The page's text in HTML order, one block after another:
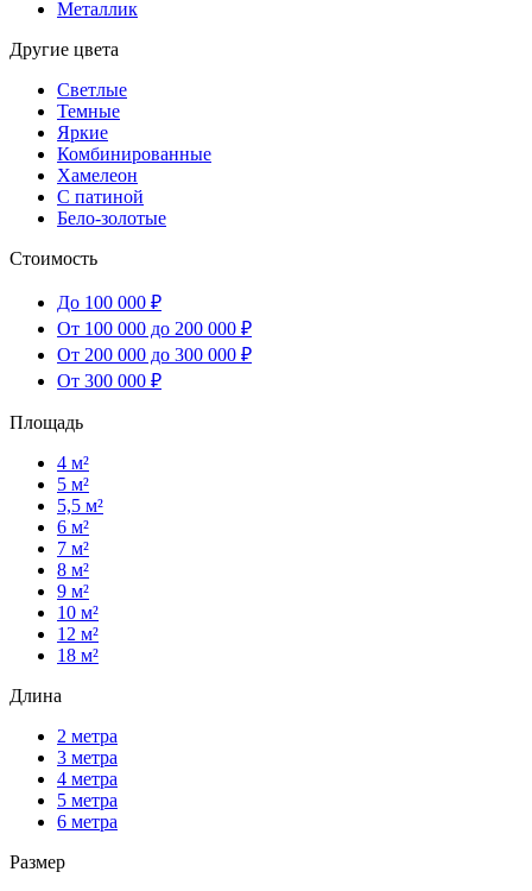
Металлик
Другие цвета
Светлые
Темные
Яркие
Комбинированные
Хамелеон
С патиной
Бело-золотые
Стоимость
До 100 000 ₽
От 100 000 до 200 000 ₽
От 200 000 до 300 000 ₽
От 300 000 ₽
Площадь
4 м²
5 м²
5,5 м²
6 м²
7 м²
8 м²
9 м²
10 м²
12 м²
18 м²
Длина
2 метра
3 метра
4 метра
5 метра
6 метра
Размер